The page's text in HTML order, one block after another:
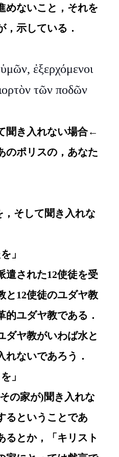
めないこと，それを
，示している．
ἐξερχόμενοι
τῶν ποδῶν
聞き入れない場合←
ポリスの，あなた
そして聞き入れな
」
された12使徒を受
と12使徒のユダヤ教
ユダヤ教である．
ダヤ教がいわば水と
ないであろう．
」
の家が)聞き入れな
るということであ
るとか，「キリスト